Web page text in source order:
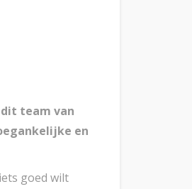
team van
en
goed wilt